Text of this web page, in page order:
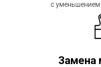
с уменьшением
Замена